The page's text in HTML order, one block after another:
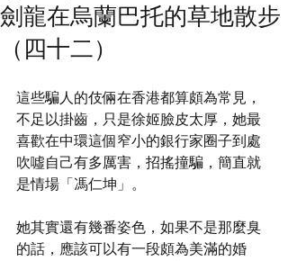
劍龍在烏蘭巴托的草地散步
（四十二）
這些騙人的伎倆在香港都算頗為常見，
不足以掛齒，只是徐姬臉皮太厚，她最
喜歡在中環這個窄小的銀行家圈子到處
吹噓自己有多厲害，招搖撞騙，簡直就
是情場「馮仁坤」。
她其實還有幾番姿色，如果不是那麼臭
的話，應該可以有一段頗為美滿的婚